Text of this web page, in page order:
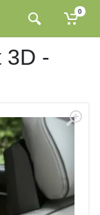
0
3D -